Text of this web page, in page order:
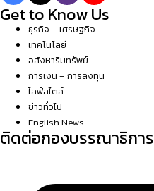
Get to Know Us
ธุรกิจ – เศรษฐกิจ
เทคโนโลยี
อสังหาริมทรัพย์
การเงิน – การลงทุน
ไลฟ์สไตล์
ข่าวทั่วไป
English News
ติดต่อกองบรรณาธิการ